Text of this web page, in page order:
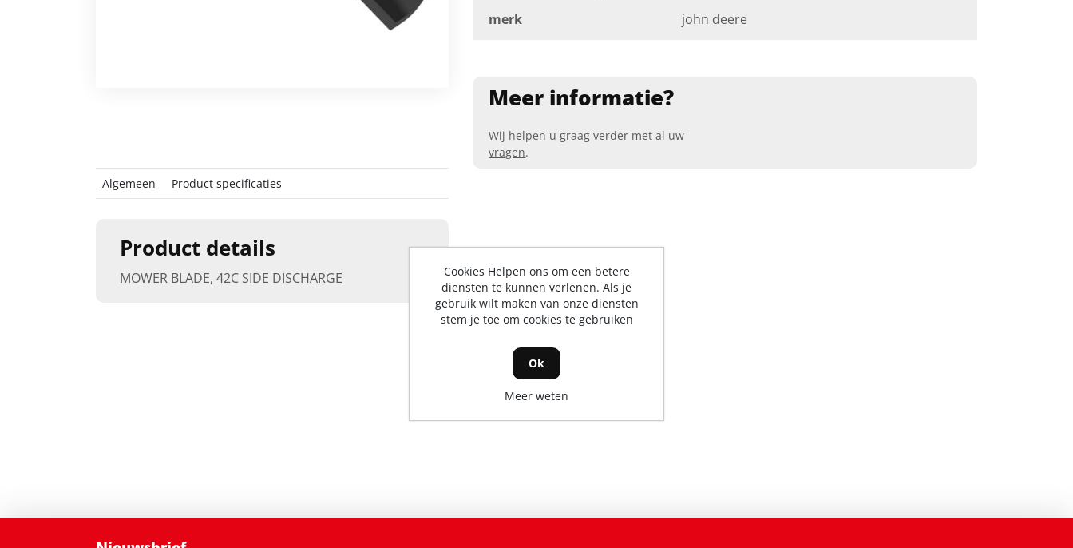
Product details
MOWER BLADE, 42C SIDE DISCHARGE
Algemeen Product specificaties
merk john deere
Meer informatie?
Wij helpen u graag verder met al uw
vragen.
Cookies Helpen ons om een betere
diensten te kunnen verlenen. Als je
gebruik wilt maken van onze diensten
stem je toe om cookies te gebruiken
Ok
Meer weten